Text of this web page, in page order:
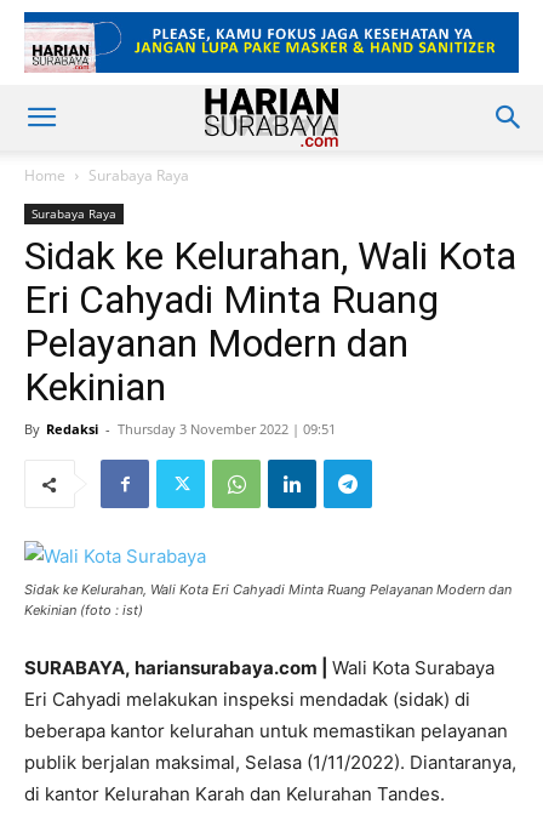
Home Surabaya Raya
Surabaya Raya
Sidak ke Kelurahan, Wali Kota
Eri Cahyadi Minta Ruang
Pelayanan Modern dan
Kekinian
By Redaksi - Thursday 3 November 2022 | 09:51
Sidak ke Kelurahan, Wali Kota Eri Cahyadi Minta Ruang Pelayanan Modern dan
Kekinian (foto : ist)
SURABAYA, hariansurabaya.com
Wali Kota Surabaya
Eri Cahyadi melakukan inspeksi mendadak (sidak) di
beberapa kantor kelurahan untuk memastikan pelayanan
publik berjalan maksimal, Selasa (1/11/2022). Diantaranya,
di kantor Kelurahan Karah dan Kelurahan Tandes.